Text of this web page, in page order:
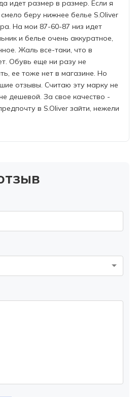
идет размер в размер. Если я
беру нижнее белье S.Oliver
На мои 87-60-87 низ идет
и белье очень аккуратное,
Жаль все-таки, что в
Обувь еще ни разу не
ее тоже нет в магазине. Но
отзывы. Cчитаю эту марку не
дешевой. За свое качество -
в S.Oliver зайти, нежели